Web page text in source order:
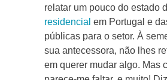
relatar um pouco do estado
residencial em Portugal e
públicas para o setor. À
sua antecessora, não lhes
em querer mudar algo. Mas